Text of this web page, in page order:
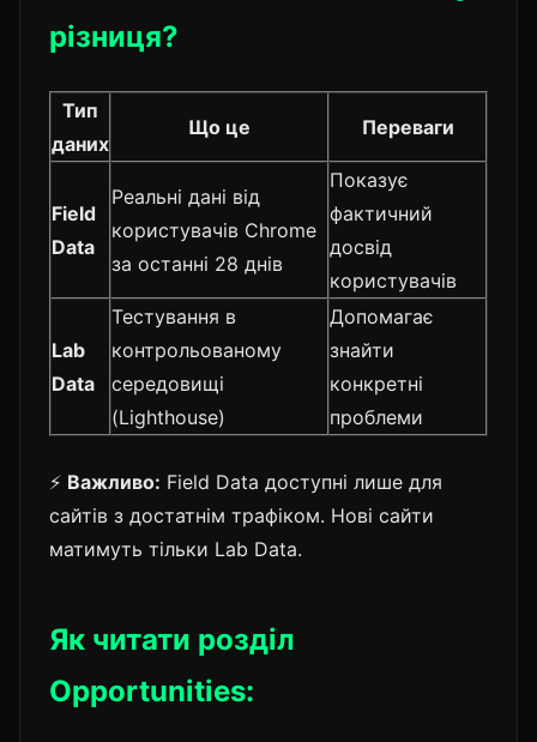
різниця?
Тип
даних
Що це Переваги
Field
Data
Реальні дані від
користувачів Chrome
за останні 28 днів
Показує
фактичний
досвід
користувачів
Lab
Data
Тестування в
контрольованому
середовищі
(Lighthouse)
Допомагає
знайти
конкретні
проблеми
⚡ Важливо: Field Data доступні лише для
сайтів з достатнім трафіком. Нові сайти
матимуть тільки Lab Data.
Як читати розділ
Opportunities: